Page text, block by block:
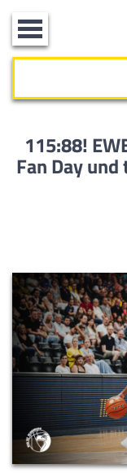
Toggle
navigation
115:88!
Fan Day